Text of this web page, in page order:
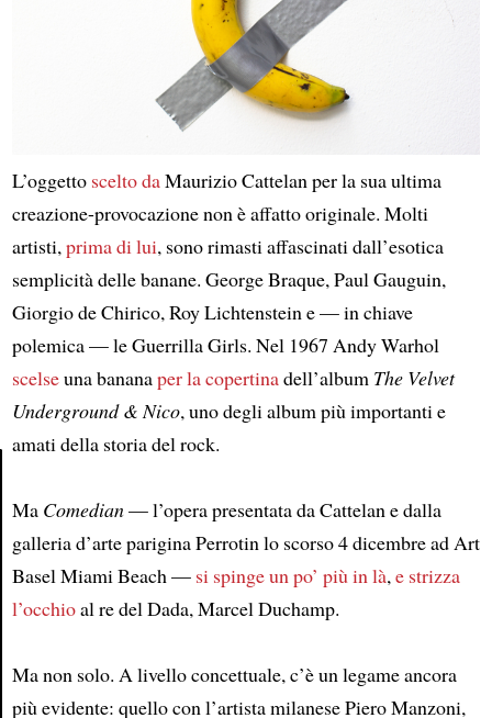
Article
L’oggetto scelto daMaurizio Cattelan per la sua ultima
creazione-provocazione non è affatto originale. Molti
artisti,prima di lui, sono rimasti affascinati dall’esotica
semplicità delle banane. George Braque, Paul Gauguin,
Giorgio de Chirico, Roy Lichtenstein e — in chiave
polemica — le Guerrilla Girls. Nel 1967 Andy Warhol
scelseuna bananaper la copertinadell’album The Velvet
Underground & Nico, uno degli album più importanti e
amati della storia del rock.
Ma Comedian— l’opera presentata da Cattelan e dalla
galleria d’arte parigina Perrotin lo scorso 4 dicembre ad Art
Basel Miami Beach — si spinge un po’ più in là,e strizza
l’occhioal re del Dada, Marcel Duchamp.
Ma non solo. A livello concettuale, c’è un legame ancora
più evidente: quello con l’artista milanese Piero Manzoni,